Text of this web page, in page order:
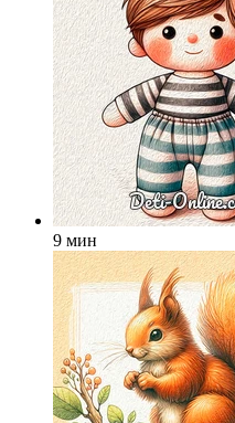
9 мин